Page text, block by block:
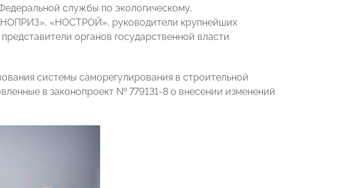
службы по экологическому,
«НОСТРОЙ», руководители крупнейших
органов государственной власти
системы саморегулирования в строительной
в законопроект № 779131-8 о внесении изменений